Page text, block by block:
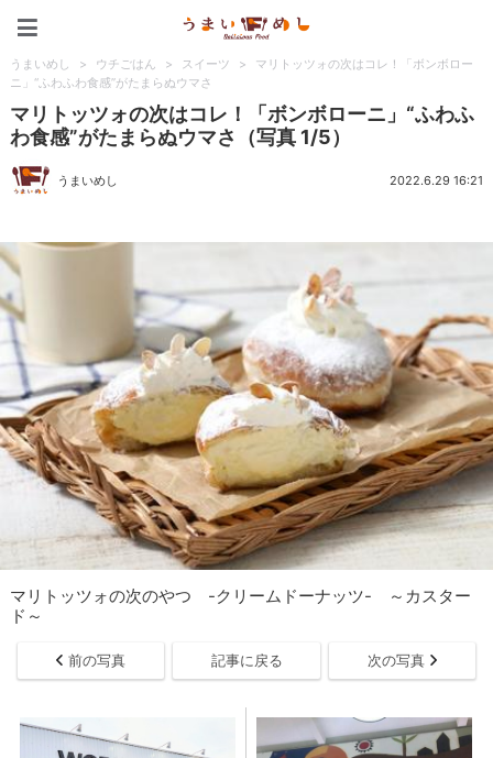
うまいめし > ウチごはん > スイーツ >
マリトッツォの次はコレ！「ボンボロー
ニ」“ふわふわ食感”がたまらぬウマさ
マリトッツォの次はコレ！「ボンボローニ」“ふわふ
わ食感”がたまらぬウマさ（写真 1/5）
うまいめし 2022.6.29 16:21
マリトッツォの次のやつ -クリームドーナッツ- ～カスター
ド～
前の写真 記事に戻る 次の写真